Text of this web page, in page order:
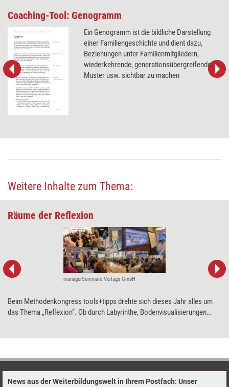
Coaching-Tool: Genogramm
Ein Genogramm ist die bildliche Darstellung
einer Familiengeschichte und dient dazu,
Beziehungen unter Familienmitgliedern,
wiederkehrende, generationsübergreifende
Muster usw. sichtbar zu machen
Weitere Inhalte zum Thema:
Räume der Reflexion
managerSeminare Verlags GmbH
Beim Methodenkongress tools+tipps drehte sich dieses Jahr alles um
das Thema „Reflexion“. Ob durch Labyrinthe, Bodenvisualisierungen
„wohngemeinschaft“ in Köln.
News aus der Weiterbildungswelt in Ihrem Postfach: Unser